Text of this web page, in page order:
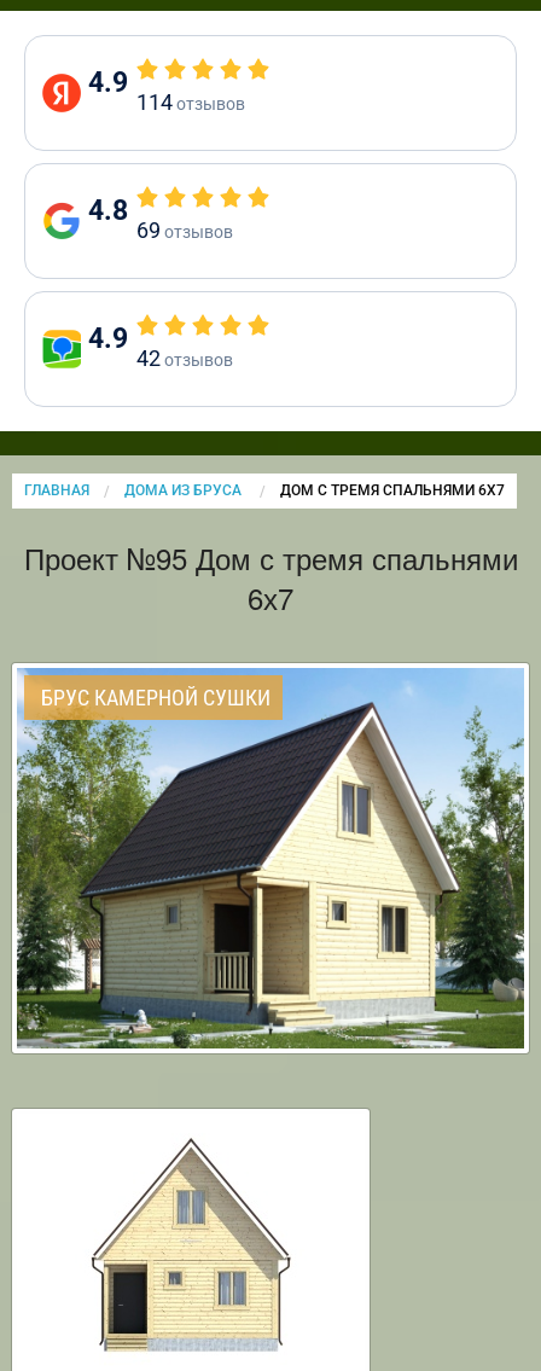
4.9
114отзывов
4.8
69 отзывов
4.9
42отзывов
ГЛАВНАЯ ДОМА ИЗ БРУСА CURRENT:
ДОМ С ТРЕМЯ СПАЛЬНЯМИ 6Х7
Проект №95 Дом с тремя спальнями
6х7
БРУС КАМЕРНОЙ СУШКИ